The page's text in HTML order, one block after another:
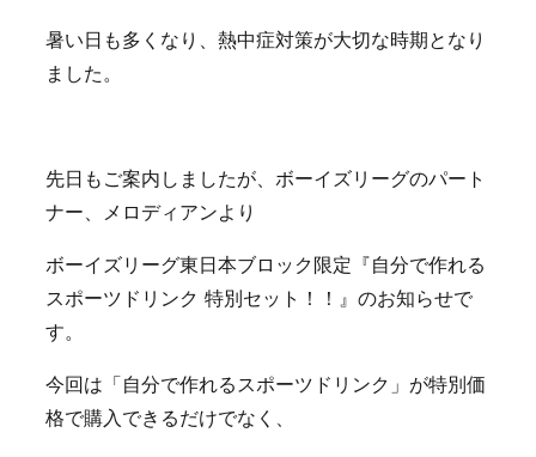
暑い日も多くなり、熱中症対策が大切な時期となり
ました。
先日もご案内しましたが、ボーイズリーグのパート
ナー、メロディアンより
ボーイズリーグ東日本ブロック限定『自分で作れる
スポーツドリンク 特別セット！！』のお知らせで
す。
今回は「自分で作れるスポーツドリンク」が特別価
格で購入できるだけでなく、